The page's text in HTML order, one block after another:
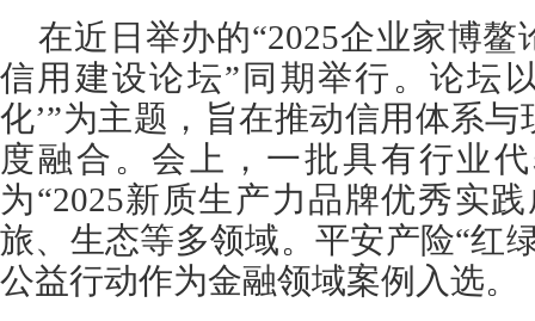
在近日举办的“2025企业家博鳌
信用建设论坛”同期举行。论坛
化’”为主题，旨在推动信用体系
度融合。会上，一批具有行业
为“2025新质生产力品牌优秀实
旅、生态等多领域。平安产险“红
公益行动作为金融领域案例入选。